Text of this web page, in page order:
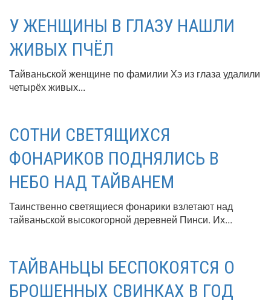
У ЖЕНЩИНЫ В ГЛАЗУ НАШЛИ
ЖИВЫХ ПЧЁЛ
Тайваньской женщине по фамилии Хэ из глаза удалили
четырёх живых...
СОТНИ СВЕТЯЩИХСЯ
ФОНАРИКОВ ПОДНЯЛИСЬ В
НЕБО НАД ТАЙВАНЕМ
Таинственно светящиеся фонарики взлетают над
тайваньской высокогорной деревней Пинси. Их...
ТАЙВАНЬЦЫ БЕСПОКОЯТСЯ О
БРОШЕННЫХ СВИНКАХ В ГОД